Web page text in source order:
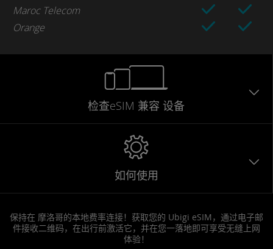
Maroc Telecom
Orange
检查eSIM 兼容 设备
如何使用
保持在 摩洛哥的本地费率连接！获取您的 Ubigi eSIM，通过电子邮
件接收二维码，在出行前激活它，并在您一落地即可享受无缝上网
体验！